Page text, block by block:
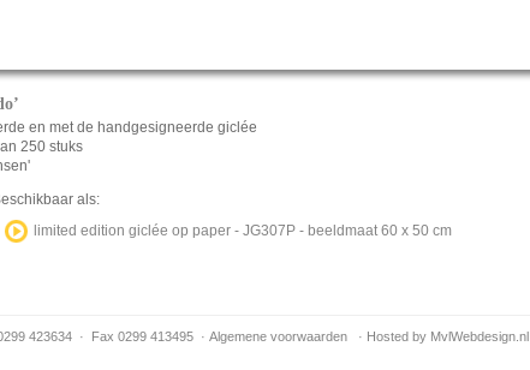
en met de handgesigneerde giclée
250 stuks
als:
limited edition giclée op paper - JG307P - beeldmaat 60 x 50 cm
423634 · Fax 0299 413495 · Algemene voorwaarden · Hosted by MvlWebdesign.nl